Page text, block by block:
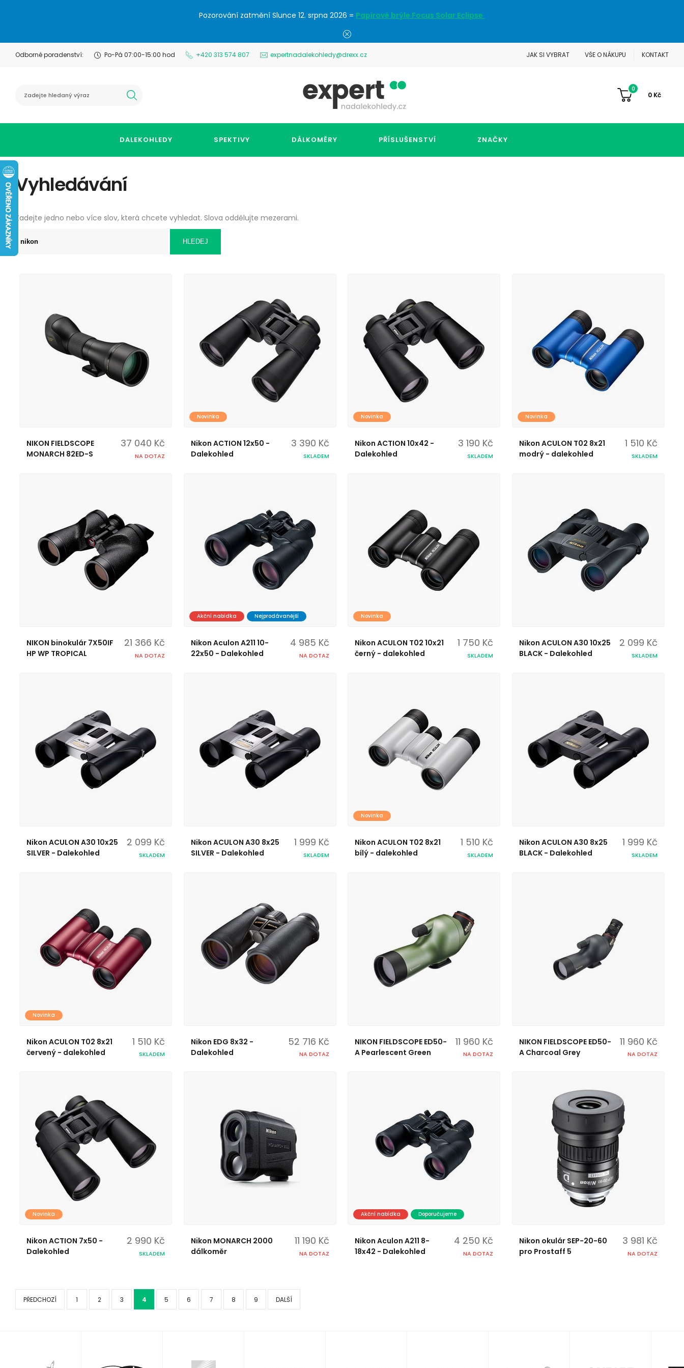
Pozorování zatmění Slunce 12. srpna 2026 = Papírové brýle Focus Solar Eclipse
Odborné poradenství: Po-Pá 07:00-15:00 hod +420 313 574 807 expertnadalekohledy@drexx.cz JAK SI VYBRAT VŠE O NÁKUPU KONTAKT
0
0 Kč
DALEKOHLEDY SPEKTIVY DÁLKOMĚRY PŘÍSLUŠENSTVÍ ZNAČKY
Vyhledávání
Zadejte jedno nebo více slov, která chcete vyhledat. Slova oddělujte mezerami.
NIKON FIELDSCOPE
MONARCH 82ED-S
37 040 Kč
NA DOTAZ
Novinka
Nikon ACTION 12x50 -
Dalekohled
3 390 Kč
SKLADEM
Novinka
Nikon ACTION 10x42 -
Dalekohled
3 190 Kč
SKLADEM
Novinka
Nikon ACULON T02 8x21
modrý - dalekohled
1 510 Kč
SKLADEM
NIKON binokulár 7X50IF
HP WP TROPICAL
21 366 Kč
NA DOTAZ
Akční nabídka Nejprodávanější
Nikon Aculon A211 10-
22x50 - Dalekohled
4 985 Kč
NA DOTAZ
Novinka
Nikon ACULON T02 10x21
černý - dalekohled
1 750 Kč
SKLADEM
Nikon ACULON A30 10x25
BLACK - Dalekohled
2 099 Kč
SKLADEM
Nikon ACULON A30 10x25
SILVER - Dalekohled
2 099 Kč
SKLADEM
Nikon ACULON A30 8x25
SILVER - Dalekohled
1 999 Kč
SKLADEM
Novinka
Nikon ACULON T02 8x21
bílý - dalekohled
1 510 Kč
SKLADEM
Nikon ACULON A30 8x25
BLACK - Dalekohled
1 999 Kč
SKLADEM
Novinka
Nikon ACULON T02 8x21
červený - dalekohled
1 510 Kč
SKLADEM
Nikon EDG 8x32 -
Dalekohled
52 716 Kč
NA DOTAZ
NIKON FIELDSCOPE ED50-
A Pearlescent Green
11 960 Kč
NA DOTAZ
NIKON FIELDSCOPE ED50-
A Charcoal Grey
11 960 Kč
NA DOTAZ
Novinka
Nikon ACTION 7x50 -
Dalekohled
2 990 Kč
SKLADEM
Nikon MONARCH 2000
dálkoměr
11 190 Kč
NA DOTAZ
Akční nabídka Doporučujeme
Nikon Aculon A211 8-
18x42 - Dalekohled
4 250 Kč
NA DOTAZ
Nikon okulár SEP-20-60
pro Prostaff 5
3 981 Kč
NA DOTAZ
PŘEDCHOZÍ 1 2 3 4 5 6 7 8 9 DALŠÍ